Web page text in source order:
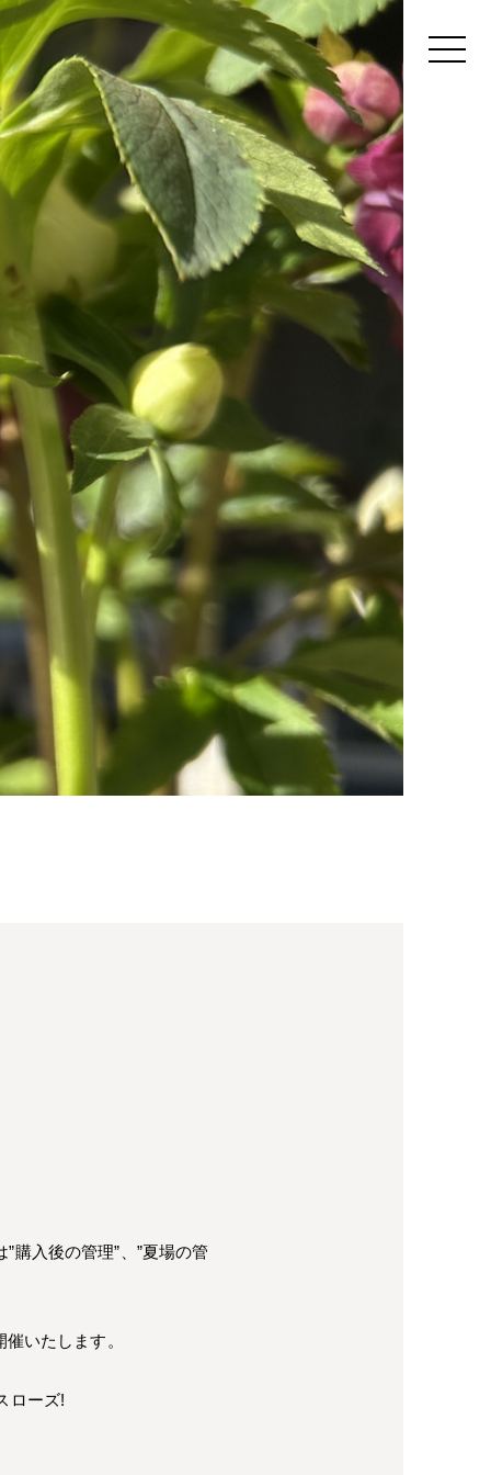
購入後の管理”、”夏場の管
いたします。
ローズ!